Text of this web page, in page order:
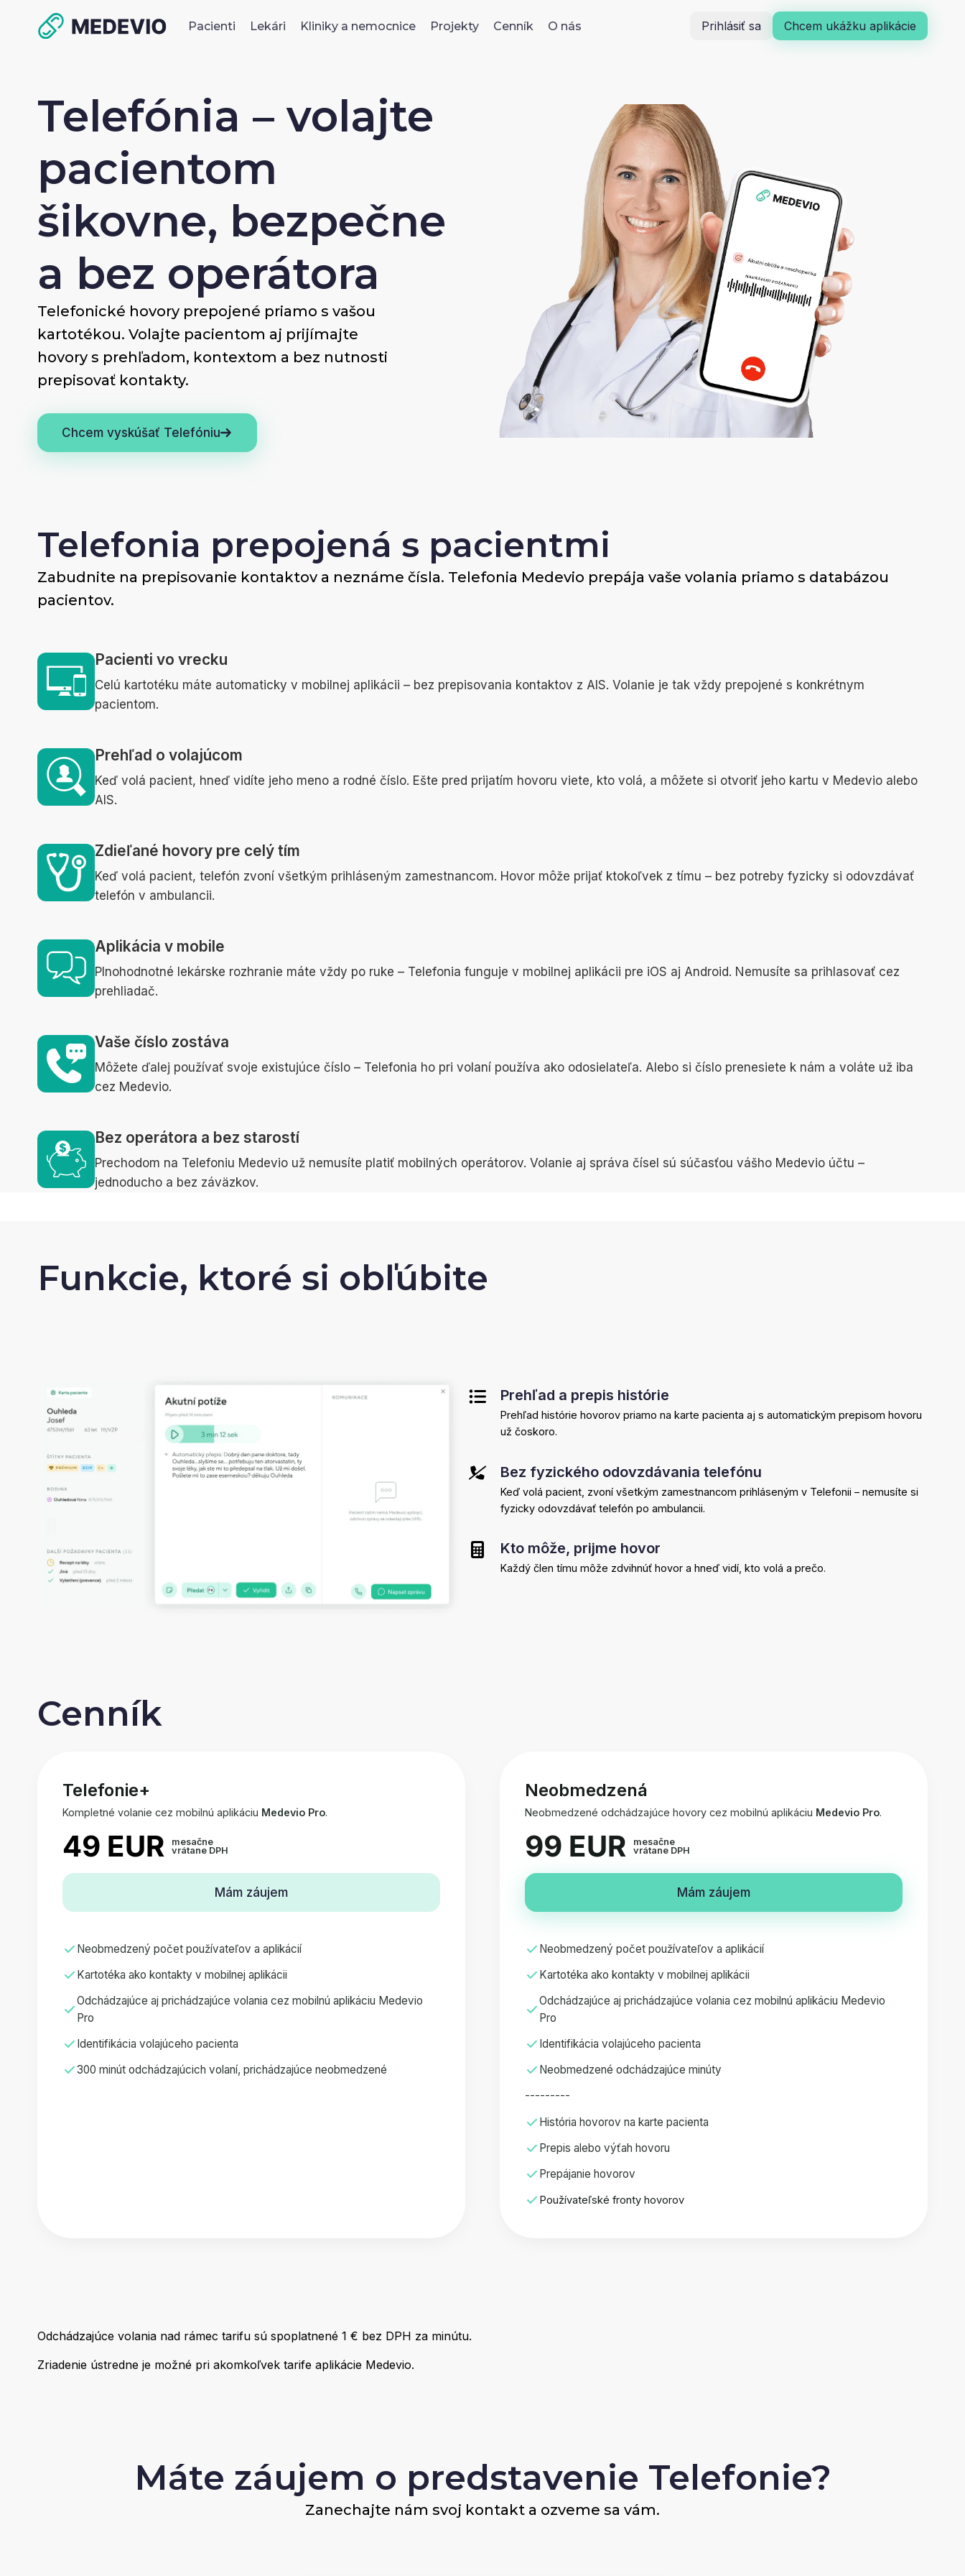
Pacienti Lekári Kliniky a nemocnice Projekty Cenník O nás Prihlásiť sa Chcem ukážku aplikácie
Telefónia – volajte
pacientom
šikovne, bezpečne
a bez operátora
Telefonické hovory prepojené priamo s vašou
kartotékou. Volajte pacientom aj prijímajte
hovory s prehľadom, kontextom a bez nutnosti
prepisovať kontakty.
Chcem vyskúšať Telefóniu
Telefonia prepojená s pacientmi
Zabudnite na prepisovanie kontaktov a neznáme čísla. Telefonia Medevio prepája vaše volania priamo s databázou
pacientov.
Pacienti vo vrecku
Celú kartotéku máte automaticky v mobilnej aplikácii – bez prepisovania kontaktov z AIS. Volanie je tak vždy prepojené s konkrétnym
pacientom.
Prehľad o volajúcom
Keď volá pacient, hneď vidíte jeho meno a rodné číslo. Ešte pred prijatím hovoru viete, kto volá, a môžete si otvoriť jeho kartu v Medevio alebo
AIS.
Zdieľané hovory pre celý tím
Keď volá pacient, telefón zvoní všetkým prihláseným zamestnancom. Hovor môže prijať ktokoľvek z tímu – bez potreby fyzicky si odovzdávať
telefón v ambulancii.
Aplikácia v mobile
Plnohodnotné lekárske rozhranie máte vždy po ruke – Telefonia funguje v mobilnej aplikácii pre iOS aj Android. Nemusíte sa prihlasovať cez
prehliadač.
Vaše číslo zostáva
Môžete ďalej používať svoje existujúce číslo – Telefonia ho pri volaní používa ako odosielateľa. Alebo si číslo prenesiete k nám a voláte už iba
cez Medevio.
Bez operátora a bez starostí
Prechodom na Telefoniu Medevio už nemusíte platiť mobilných operátorov. Volanie aj správa čísel sú súčasťou vášho Medevio účtu –
jednoducho a bez záväzkov.
Funkcie, ktoré si obľúbite
Prehľad a prepis histórie
Prehľad histórie hovorov priamo na karte pacienta aj s automatickým prepisom hovoru
už čoskoro.
Bez fyzického odovzdávania telefónu
Keď volá pacient, zvoní všetkým zamestnancom prihláseným v Telefonii – nemusíte si
fyzicky odovzdávať telefón po ambulancii.
Kto môže, prijme hovor
Každý člen tímu môže zdvihnúť hovor a hneď vidí, kto volá a prečo.
Cenník
Telefonie+
Kompletné volanie cez mobilnú aplikáciu Medevio Pro.
49 EUR
mesačne
vrátane DPH
Mám záujem
Neobmedzený počet používateľov a aplikácií
Kartotéka ako kontakty v mobilnej aplikácii
Odchádzajúce aj prichádzajúce volania cez mobilnú aplikáciu Medevio
Pro
Identifikácia volajúceho pacienta
300 minút odchádzajúcich volaní, prichádzajúce neobmedzené
Neobmedzená
Neobmedzené odchádzajúce hovory cez mobilnú aplikáciu Medevio Pro.
99 EUR
mesačne
vrátane DPH
Mám záujem
Neobmedzený počet používateľov a aplikácií
Kartotéka ako kontakty v mobilnej aplikácii
Odchádzajúce aj prichádzajúce volania cez mobilnú aplikáciu Medevio
Pro
Identifikácia volajúceho pacienta
Neobmedzené odchádzajúce minúty
---------
História hovorov na karte pacienta
Prepis alebo výťah hovoru
Prepájanie hovorov
Používateľské fronty hovorov
Odchádzajúce volania nad rámec tarifu sú spoplatnené 1 € bez DPH za minútu.
Zriadenie ústredne je možné pri akomkoľvek tarife aplikácie Medevio.
Máte záujem o predstavenie Telefonie?
Zanechajte nám svoj kontakt a ozveme sa vám.